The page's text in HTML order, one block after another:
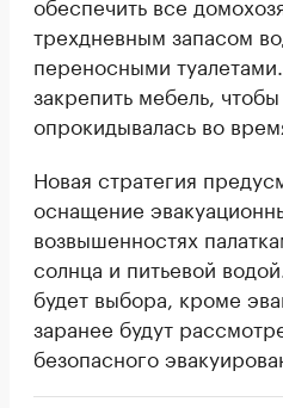
трехдневным запасом
переносными
закрепить мебель,
опрокидывалась во
Новая стратегия
оснащение
возвышенностях
солнца и питьевой
будет выбора, кроме
заранее будут
безопасного